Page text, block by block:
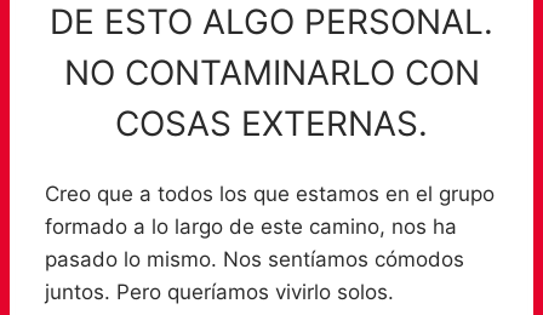
DE ESTO ALGO PERSONAL.
NO CONTAMINARLO CON
COSAS EXTERNAS.
Creo que a todos los que estamos en el grupo
formado a lo largo de este camino, nos ha
pasado lo mismo. Nos sentíamos cómodos
juntos. Pero queríamos vivirlo solos.